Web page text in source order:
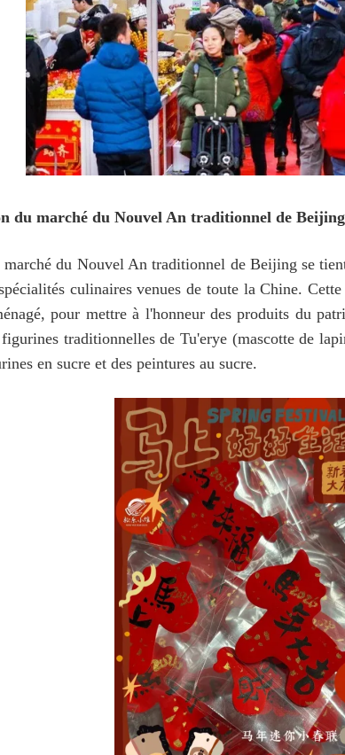
du marché du Nouvel An traditionnel de Beijing
du Nouvel An traditionnel de Beijing se
culinaires venues de toute la Chine.
pour mettre à l'honneur des produits du
traditionnelles de Tu'erye (mascotte de
en sucre et des peintures au sucre.